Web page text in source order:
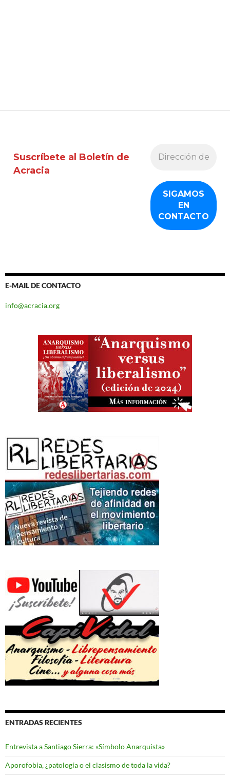
Suscríbete al Boletín de
Acracia
E-MAIL DE CONTACTO
info@acracia.org
ENTRADAS RECIENTES
Entrevista a Santiago Sierra: «Símbolo Anarquista»
Aporofobia, ¿patología o el clasismo de toda la vida?